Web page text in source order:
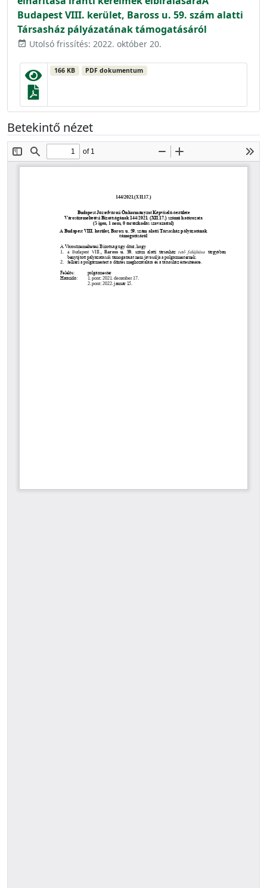
Budapest VIII. kerület, Baross u. 59. szám alatti
Társasház pályázatának támogatásáról
event_available Utolsó frissítés: 2022. október 20.
166 KB PDF dokumentum
Betekintő nézet